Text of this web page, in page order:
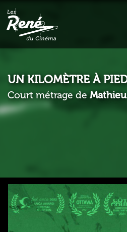
UN KILOMÈTRE À
Court métrage de